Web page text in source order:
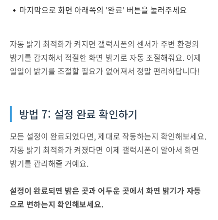
마지막으로 화면 아래쪽의 '완료' 버튼을 눌러주세요
자동 밝기 최적화가 켜지면 갤럭시폰의 센서가 주변 환경의
밝기를 감지해서 적절한 화면 밝기로 자동 조절해줘요. 이제
일일이 밝기를 조절할 필요가 없어져서 정말 편리하답니다!
방법 7: 설정 완료 확인하기
모든 설정이 완료되었다면, 제대로 작동하는지 확인해보세요.
자동 밝기 최적화가 켜졌다면 이제 갤럭시폰이 알아서 화면
밝기를 관리해줄 거예요.
설정이 완료되면 밝은 곳과 어두운 곳에서 화면 밝기가 자동
으로 변하는지 확인해보세요.